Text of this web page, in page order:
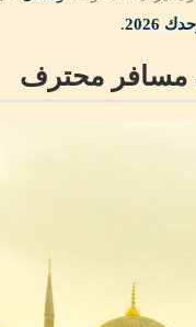
2026
.